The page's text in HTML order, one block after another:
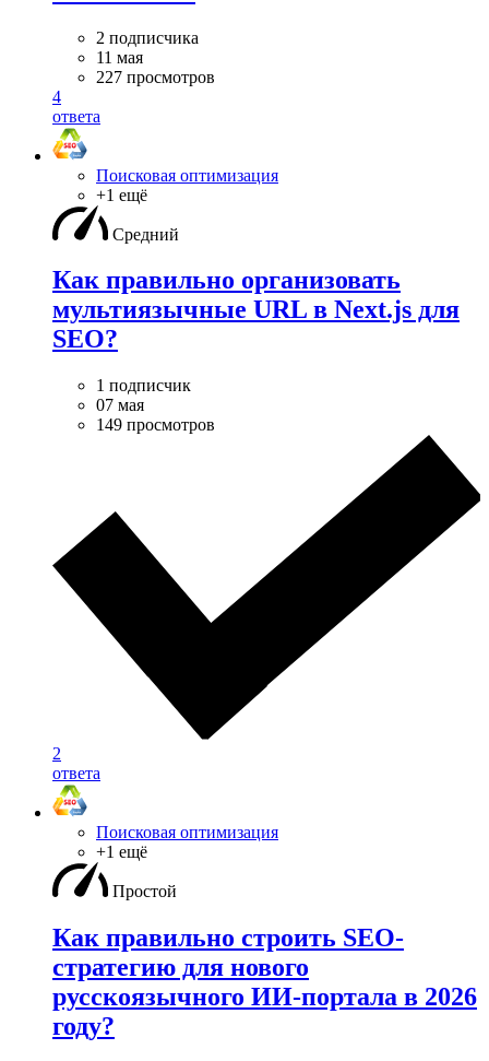
2 подписчика
11 мая
227 просмотров
4
ответа
Поисковая оптимизация
+1 ещё
Средний
Как правильно организовать
мультиязычные URL в Next.js для
SEO?
1 подписчик
07 мая
149 просмотров
2
ответа
Поисковая оптимизация
+1 ещё
Простой
Как правильно строить SEO-
стратегию для нового
русскоязычного ИИ-портала в 2026
году?